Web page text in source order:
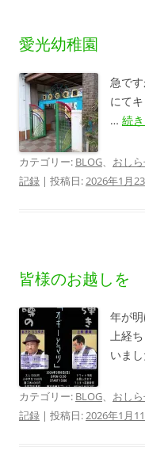
愛光幼稚園
急で
にて
… 続
カテゴリー: BLOG、 おし
記録 | 投稿日:2026年1月
皆様のお越しを
年が
上経
いま
カテゴリー: BLOG、 おし
記録 | 投稿日:2026年1月